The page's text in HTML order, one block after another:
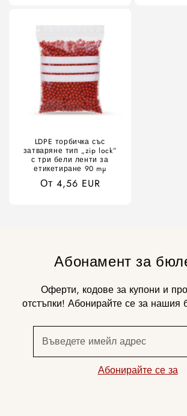
LDPE торбичка със
затваряне тип „zip lock”
с три бели ленти за
етикетиране 90 mµ
Редовна
От 4,56 EUR
Абонамент за
Оферти, кодове за купони и
отстъпки! Абонирайте се за нашия
Въведете имейл адрес
Абонирайте се за